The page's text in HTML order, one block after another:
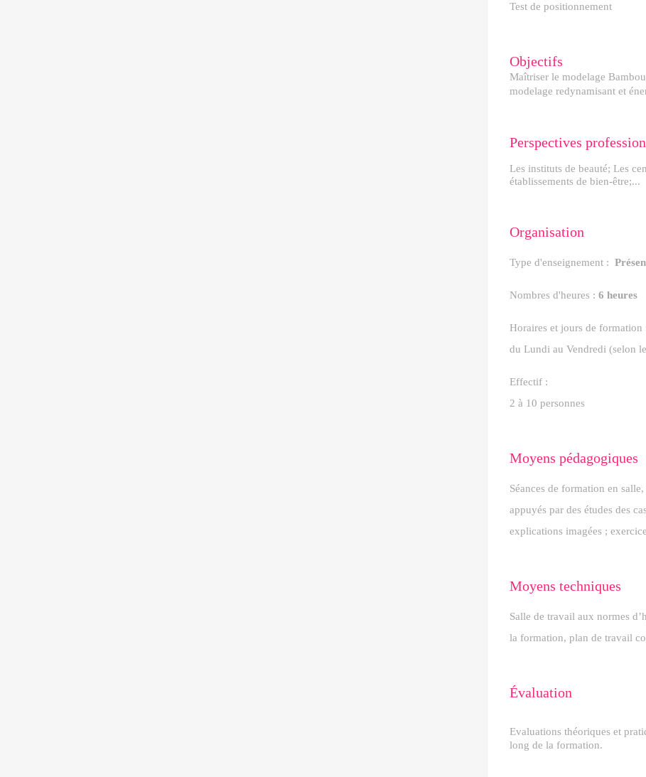
Test de positionnement
Objectifs
Maîtriser le modelage
modelage redynamisant et
Perspectives
Les instituts de beauté; Les
établissements de bien-être;...
Organisation
Type d'enseignement :
Nombres d'heures : 6 heures
Horaires et jours de formation
du Lundi au Vendredi (selon
Effectif :
2 à 10 personnes
Moyens pédagogiques
Séances de formation en
appuyés par des études des
explications imagées ;
Moyens techniques
Salle de travail aux normes
la formation, plan de travail
Évaluation
Evaluations théoriques et
long de la formation.